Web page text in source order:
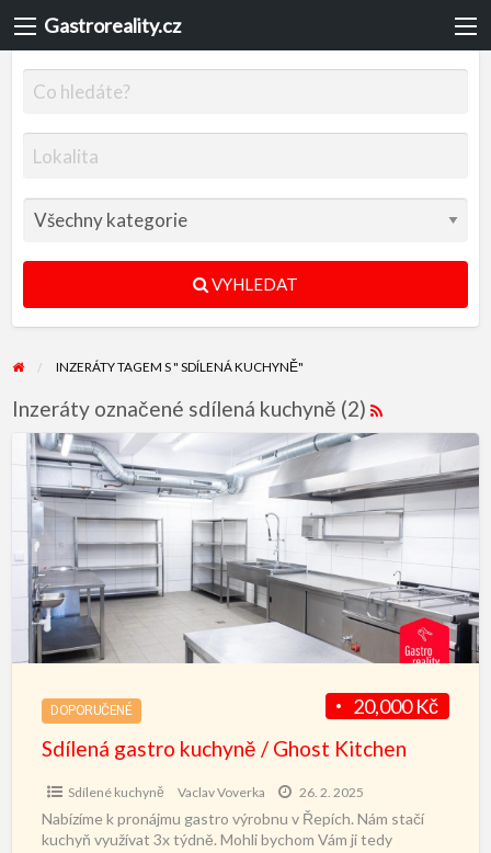
Gastroreality.cz
VYHLEDAT
INZERÁTY TAGEM S " SDÍLENÁ KUCHYNĚ"
Inzeráty označené sdílená kuchyně (2)
DOPORUČENÉ 20,000 Kč
Sdílená gastro kuchyně / Ghost Kitchen
Sdílené kuchyně Vaclav Voverka 26. 2. 2025
Nabízíme k pronájmu gastro výrobnu v Řepích. Nám stačí
kuchyň využívat 3x týdně. Mohli bychom Vám ji tedy